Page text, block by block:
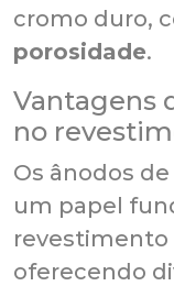
cromo duro,
porosidade.
Vantagens
no
Os ânodos de
um papel
revestimento
oferecendo